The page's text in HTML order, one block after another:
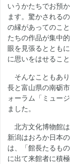
いうかたちでお預
ます。驚かされる
の縁があってのこ
たちの作品が集中
眼を見張るととも
に思いをはせるこ
そんなこともあ
長と富山県の南砺
ォーラム「ミュー
ました。
北方文化博物館は
新潟はおろか日本
は、「館長たるも
に出て来館者に積